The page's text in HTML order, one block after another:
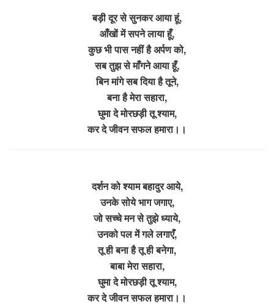
बड़ी दूर से सुनकर आया हूं,
आँखों में सपने लाया हूँ,
कुछ भी पास नहीं है अर्पण को,
सब तुझ से माँगने आया हूँ,
बिन मांगे सब दिया है तूने,
बना है मेरा सहारा,
घुमा दे मोरछड़ी तू श्याम,
कर दे जीवन सफल हमारा।।
दर्शन को श्याम बहादुर आये,
उनके सोये भाग जगाए,
जो सच्चे मन से तुझे ध्याये,
उनको पल में गले लगाएँ,
तू ही बना है तू ही बनेगा,
बाबा मेरा सहारा,
घुमा दे मोरछड़ी तू श्याम,
कर दे जीवन सफल हमारा।।